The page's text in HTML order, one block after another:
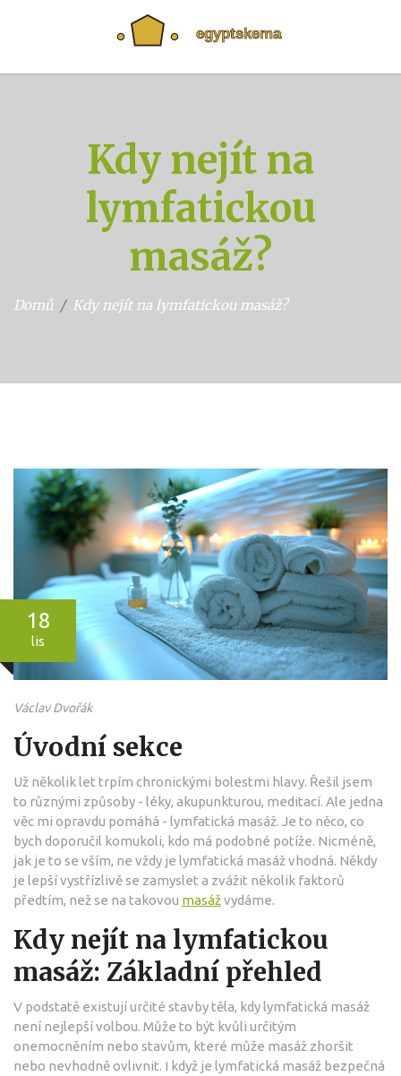
Kdy nejít na
lymfatickou
masáž?
Domů Kdy nejít na lymfatickou masáž?
18
lis
Václav Dvořák
Úvodní sekce
Už několik let trpím chronickými bolestmi hlavy. Řešil jsem
to různými způsoby - léky, akupunkturou, meditací. Ale jedna
věc mi opravdu pomáhá - lymfatická masáž. Je to něco, co
bych doporučil komukoli, kdo má podobné potíže. Nicméně,
jak je to se vším, ne vždy je lymfatická masáž vhodná. Někdy
je lepší vystřízlivě se zamyslet a zvážit několik faktorů
předtím, než se na takovou masážvydáme.
Kdy nejít na lymfatickou
masáž: Základní přehled
V podstatě existují určité stavby těla, kdy lymfatická masáž
není nejlepší volbou. Může to být kvůli určitým
onemocněním nebo stavům, které může masáž zhoršit
nebo nevhodně ovlivnit. I když je lymfatická masáž bezpečná